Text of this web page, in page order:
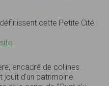
cette Petite Cité
encadré de collines
jouit d'un patrimoine